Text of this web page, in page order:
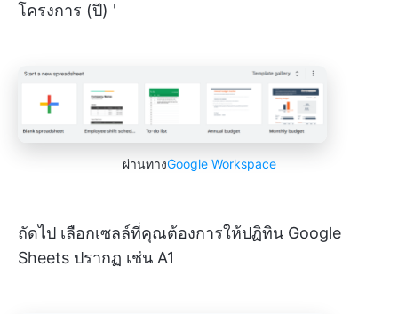
โครงการ (ปี) '
ผ่านทางGoogle Workspace
ถัดไป เลือกเซลล์ที่คุณต้องการให้ปฏิทิน Google
Sheets ปรากฏ เช่น A1